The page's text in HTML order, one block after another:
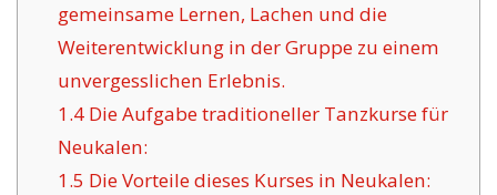
gemeinsame Lernen, Lachen und die
Weiterentwicklung in der Gruppe zu einem
unvergesslichen Erlebnis.
1.4Die Aufgabe traditioneller Tanzkurse für
Neukalen:
1.5 Die Vorteile dieses Kurses in Neukalen: